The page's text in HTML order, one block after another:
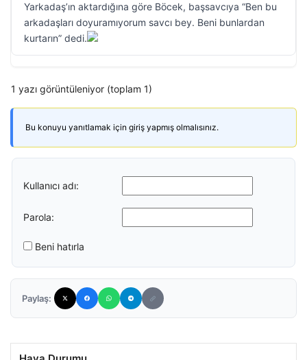
Yarkadaş’ın aktardığına göre Böcek, başsavcıya “Ben bu
arkadaşları doyuramıyorum savcı bey. Beni bunlardan
kurtarın” dedi.
1 yazı görüntüleniyor (toplam 1)
Bu konuyu yanıtlamak için giriş yapmış olmalısınız.
Kullanıcı adı:
Parola:
Beni hatırla
Paylaş: